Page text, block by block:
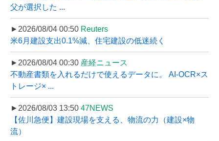
父が選択した ...
►2026/08/04 00:50 Reuters
米6月建設支出0.1%減、住宅建設の低迷続く
►2026/08/04 00:30 産経ニュース
不動産書類を入れるだけで使えるデータに。 AI-OCR×ス
トレージ× ...
►2026/08/03 13:50 47NEWS
【佐川急便】建設現場を支える、物流の力（建設×物
流）